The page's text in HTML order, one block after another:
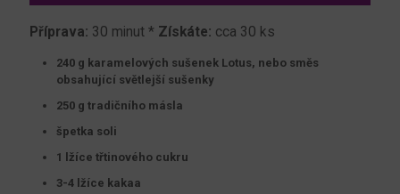
Příprava: 30 minut * Získáte: cca 30 ks
240 g karamelových sušenek Lotus, nebo směs
obsahující světlejší sušenky
250 g tradičního másla
špetka soli
1 lžíce třtinového cukru
3-4 lžíce kakaa